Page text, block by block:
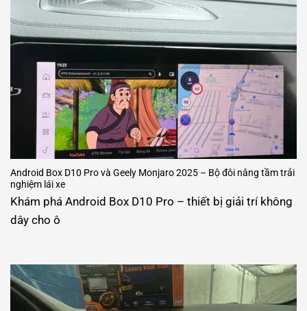
Android Box D10 Pro và Geely Monjaro 2025 – Bộ đôi nâng tầm trải
nghiệm lái xe
Khám phá Android Box D10 Pro – thiết bị giải trí không
dây cho ô